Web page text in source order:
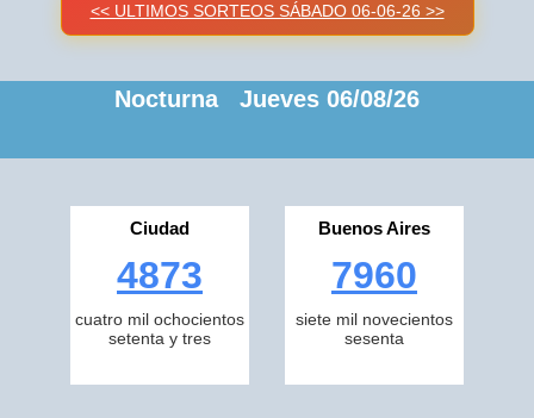
<< ULTIMOS SORTEOS SÁBADO 06-06-26 >>
Nocturna Jueves 06/08/26
Ciudad
4873
cuatro mil ochocientos
setenta y tres
Buenos Aires
7960
siete mil novecientos
sesenta